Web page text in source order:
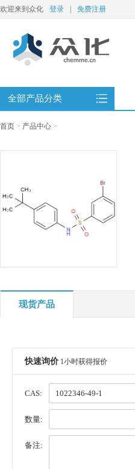
欢迎来到众化 登录 免费注册
全部产品分类
首页 > 产品中心 >
现货产品
快速询价 1小时获得报价
CAS:
数量:
备注: